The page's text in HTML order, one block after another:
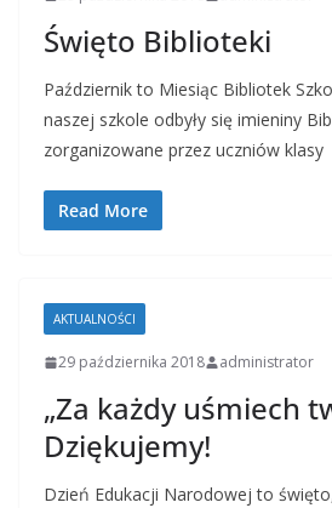
Święto Biblioteki
Październik to Miesiąc Bibliotek
naszej szkole odbyły się imieniny
zorganizowane przez uczniów klasy
Read More
AKTUALNOŚCI
29 października 2018 administrator
„Za każdy uśmiech
Dziękujemy!
Dzień Edukacji Narodowej to